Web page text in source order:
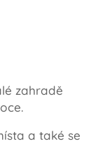
zahradě
a také se